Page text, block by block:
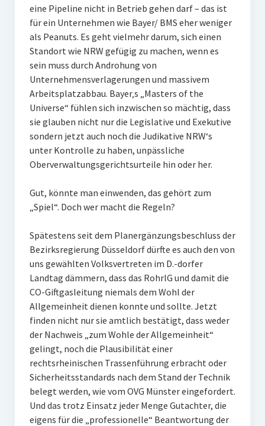
eine Pipeline nicht in Betrieb gehen darf – das ist
für ein Unternehmen wie Bayer/ BMS eher weniger
als Peanuts. Es geht vielmehr darum, sich einen
Standort wie NRW gefügig zu machen, wenn es
sein muss durch Androhung von
Unternehmensverlagerungen und massivem
Arbeitsplatzabbau. Bayer‚s „Masters of the
Universe“ fühlen sich inzwischen so mächtig, dass
sie glauben nicht nur die Legislative und Exekutive
sondern jetzt auch noch die Judikative NRW‘s
unter Kontrolle zu haben, unpässliche
Oberverwaltungsgerichtsurteile hin oder her.
Gut, könnte man einwenden, das gehört zum
„Spiel“. Doch wer macht die Regeln?
Spätestens seit dem Planergänzungsbeschluss der
Bezirksregierung Düsseldorf dürfte es auch den von
uns gewählten Volksvertreten im D.-dorfer
Landtag dämmern, dass das RohrlG und damit die
CO-Giftgasleitung niemals dem Wohl der
Allgemeinheit dienen konnte und sollte. Jetzt
finden nicht nur sie amtlich bestätigt, dass weder
der Nachweis „zum Wohle der Allgemeinheit“
gelingt, noch die Plausibilität einer
rechtsrheinischen Trassenführung erbracht oder
Sicherheitsstandards nach dem Stand der Technik
belegt werden, wie vom OVG Münster eingefordert.
Und das trotz Einsatz jeder Menge Gutachter, die
eigens für die „professionelle“ Beantwortung der